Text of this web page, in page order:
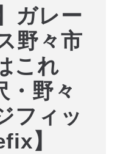
ガレー
野々市
これ
・野々
フィッ
】